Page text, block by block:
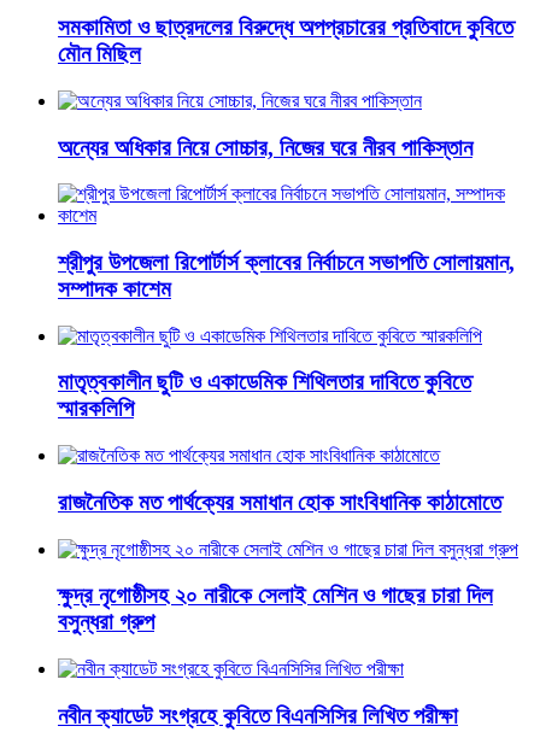
সমকামিতা ও ছাত্রদলের বিরুদ্ধে অপপ্রচারের প্রতিবাদে কুবিতে
মৌন মিছিল
অন্যের অধিকার নিয়ে সোচ্চার, নিজের ঘরে নীরব পাকিস্তান
শ্রীপুর উপজেলা রিপোর্টার্স ক্লাবের নির্বাচনে সভাপতি সোলায়মান,
সম্পাদক কাশেম
মাতৃত্বকালীন ছুটি ও একাডেমিক শিথিলতার দাবিতে কুবিতে
স্মারকলিপি
রাজনৈতিক মত পার্থক্যের সমাধান হোক সাংবিধানিক কাঠামোতে
ক্ষুদ্র নৃগোষ্ঠীসহ ২০ নারীকে সেলাই মেশিন ও গাছের চারা দিল
বসুন্ধরা গ্রুপ
নবীন ক্যাডেট সংগ্রহে কুবিতে বিএনসিসির লিখিত পরীক্ষা